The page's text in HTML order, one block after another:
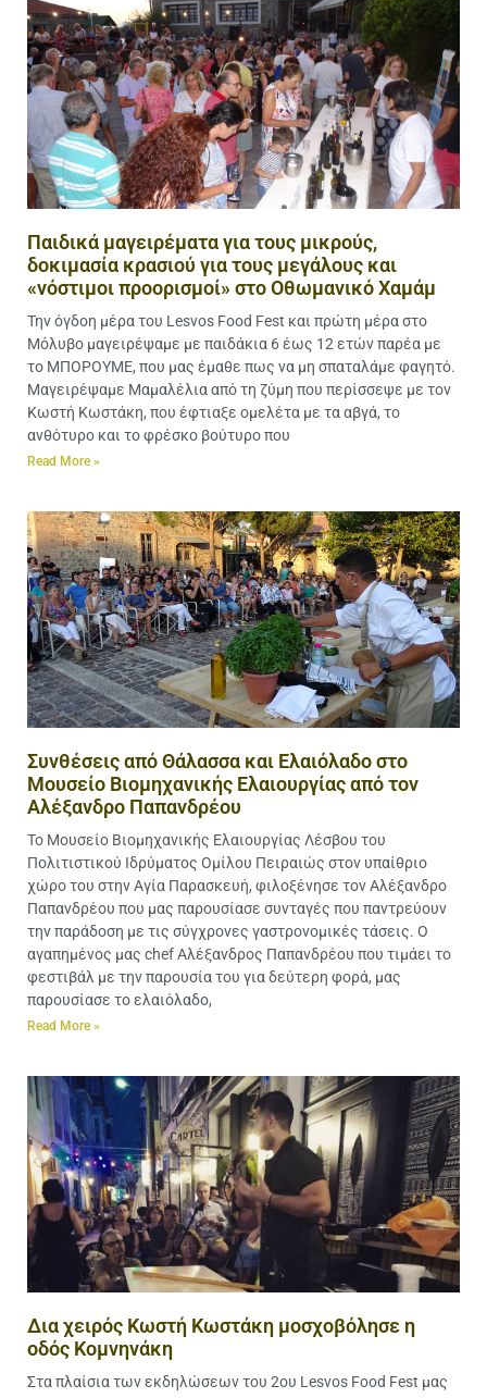
Παιδικά μαγειρέματα για τους μικρούς,
δοκιμασία κρασιού για τους μεγάλους και
«νόστιμοι προορισμοί» στο Οθωμανικό Χαμάμ
Την όγδοη μέρα του Lesvos Food Fest και πρώτη μέρα στο
Μόλυβο μαγειρέψαμε με παιδάκια 6 έως 12 ετών παρέα με
το ΜΠΟΡΟΥΜΕ, που μας έμαθε πως να μη σπαταλάμε φαγητό.
Μαγειρέψαμε Μαμαλέλια από τη ζύμη που περίσσεψε με τον
Κωστή Κωστάκη, που έφτιαξε ομελέτα με τα αβγά, το
ανθότυρο και το φρέσκο βούτυρο που
Read More »
Συνθέσεις από Θάλασσα και Ελαιόλαδο στο
Μουσείο Βιομηχανικής Ελαιουργίας από τον
Αλέξανδρο Παπανδρέου
Το Μουσείο Βιομηχανικής Ελαιουργίας Λέσβου του
Πολιτιστικού Ιδρύματος Ομίλου Πειραιώς στον υπαίθριο
χώρο του στην Αγία Παρασκευή, φιλοξένησε τον Αλέξανδρο
Παπανδρέου που μας παρουσίασε συνταγές που παντρεύουν
την παράδοση με τις σύγχρονες γαστρονομικές τάσεις. Ο
αγαπημένος μας chef Αλέξανδρος Παπανδρέου που τιμάει το
φεστιβάλ με την παρουσία του για δεύτερη φορά, μας
παρουσίασε το ελαιόλαδο,
Read More »
Δια χειρός Κωστή Κωστάκη μοσχοβόλησε η
οδός Κομνηνάκη
Στα πλαίσια των εκδηλώσεων του 2ου Lesvos Food Fest μας